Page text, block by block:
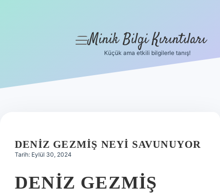
Hakkımızda
menüyü
Minik Bilgi Kırıntıları
Küçük ama etkili bilgilerle tanış!
DENIZ GEZMIŞ NEYI SAVUNUYOR
Tarih: Eylül 30, 2024
DENIZ GEZMIŞ